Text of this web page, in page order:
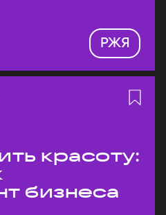
РЖЯ
красоту:
бизнеса